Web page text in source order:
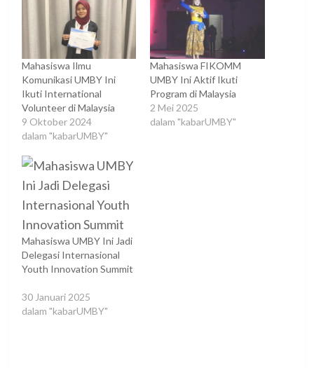
Mahasiswa Ilmu
Komunikasi UMBY Ini
Ikuti International
Volunteer di Malaysia
9 Oktober 2024
dalam "kabarUMBY"
Mahasiswa FIKOMM
UMBY Ini Aktif Ikuti
Program di Malaysia
2 Mei 2025
dalam "kabarUMBY"
Mahasiswa UMBY Ini Jadi
Delegasi Internasional
Youth Innovation Summit
30 Januari 2025
dalam "kabarUMBY"